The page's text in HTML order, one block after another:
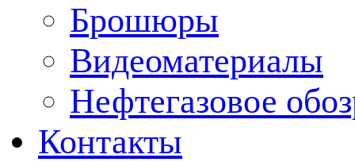
Брошюры
Видеоматериалы
Нефтегазовое
Контакты